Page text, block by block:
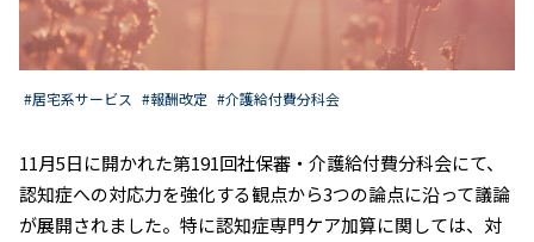
#居宅系サービス #報酬改定 #介護給付費分科会
11月5日に開かれた第191回社保審・介護給付費分科会にて、
認知症への対応力を強化する観点から3つの論点に沿って議論
が展開されました。特に認知症専門ケア加算に関しては、対